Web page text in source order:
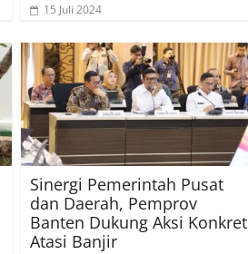
15 Juli 2024
Sinergi Pemerintah Pusat
dan Daerah, Pemprov
Banten Dukung Aksi Konkret
Atasi Banjir